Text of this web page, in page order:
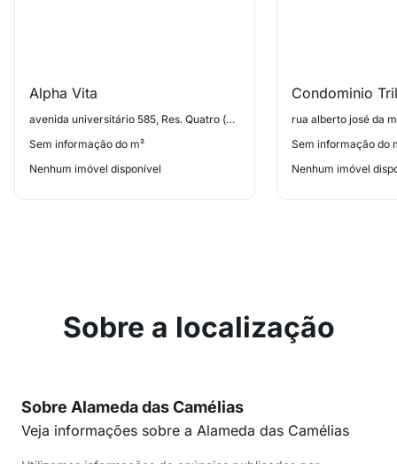
Alpha Vita
avenida universitário 585, Res. Quatro (alphaville)
Sem informação do m²
Nenhum imóvel disponível
Condominio
rua alberto josé da
Sem informação do
Nenhum imóvel
Sobre a localização
Sobre Alameda das Camélias
Veja informações sobre a Alameda das Camélias